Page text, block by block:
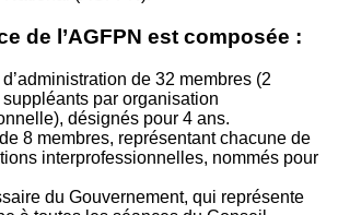
de l’AGFPN est composée :
de 32 membres (2
par organisation
désignés pour 4 ans.
8 membres, représentant chacune de
interprofessionnelles, nommés pour
du Gouvernement, qui représente